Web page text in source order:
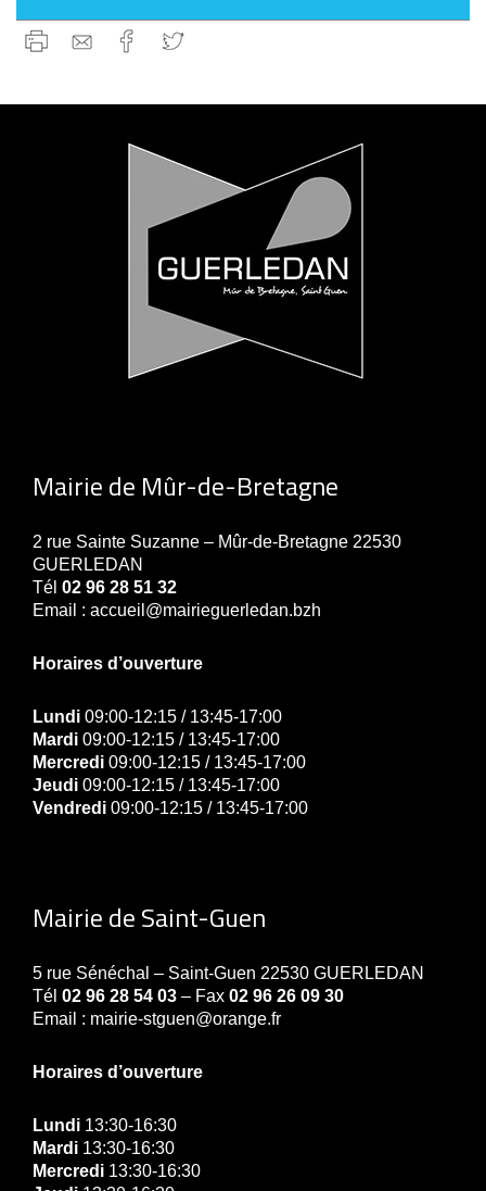
Mairie de Mûr-de-Bretagne
2 rue Sainte Suzanne – Mûr-de-Bretagne 22530
GUERLEDAN
Tél 02 96 28 51 32
Email : accueil@mairieguerledan.bzh
Horaires d’ouverture
Lundi 09:00-12:15 / 13:45-17:00
Mardi 09:00-12:15 / 13:45-17:00
Mercredi 09:00-12:15 / 13:45-17:00
Jeudi 09:00-12:15 / 13:45-17:00
Vendredi 09:00-12:15 / 13:45-17:00
Mairie de Saint-Guen
5 rue Sénéchal – Saint-Guen 22530 GUERLEDAN
Tél 02 96 28 54 03 – Fax 02 96 26 09 30
Email : mairie-stguen@orange.fr
Horaires d’ouverture
Lundi 13:30-16:30
Mardi 13:30-16:30
Mercredi 13:30-16:30